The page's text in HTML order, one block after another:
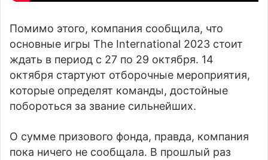
Помимо этого, компания сообщила, что
основные игры The International 2023 стоит
ждать в период с 27 по 29 октября. 14
октября стартуют отборочные мероприятия,
которые определят команды, достойные
побороться за звание сильнейших.
О сумме призового фонда, правда, компания
пока ничего не сообщала. В прошлый раз